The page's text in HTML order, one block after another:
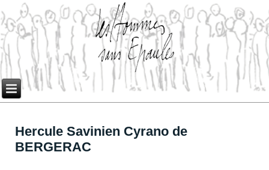
Hercule Savinien Cyrano de
BERGERAC